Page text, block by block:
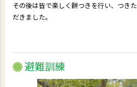
その後は皆で楽しく餅つきを行い、つき
だきました。
避難訓練